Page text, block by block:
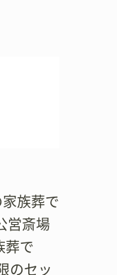
族葬で
営斎場
葬で
のセッ